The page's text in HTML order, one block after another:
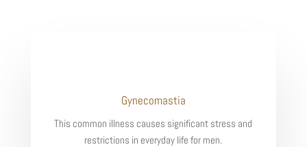
Gynecomastia
This common illness causes significant stress and
restrictions in everyday life for men.